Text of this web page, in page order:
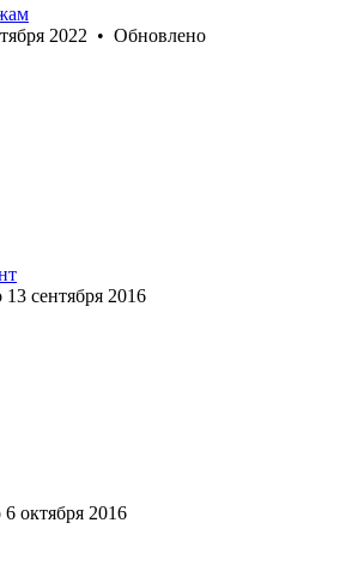
2022 • Обновлено
13 сентября 2016
6 октября 2016